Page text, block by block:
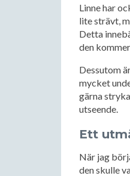
Linne har
lite strävt,
Detta
den
Dessutom
mycket
gärna
utseende.
Ett
När jag
den skulle